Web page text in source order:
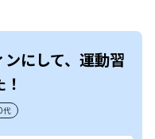
にして、運動習
代